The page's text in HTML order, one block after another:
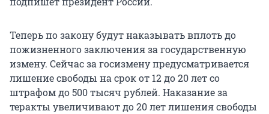
Теперь по закону будут наказывать вплоть до
пожизненного заключения за государственную
измену. Сейчас за госизмену предусматривается
лишение свободы на срок от 12 до 20 лет со
штрафом до 500 тысяч рублей. Наказание за
теракты увеличивают до 20 лет лишения свободы